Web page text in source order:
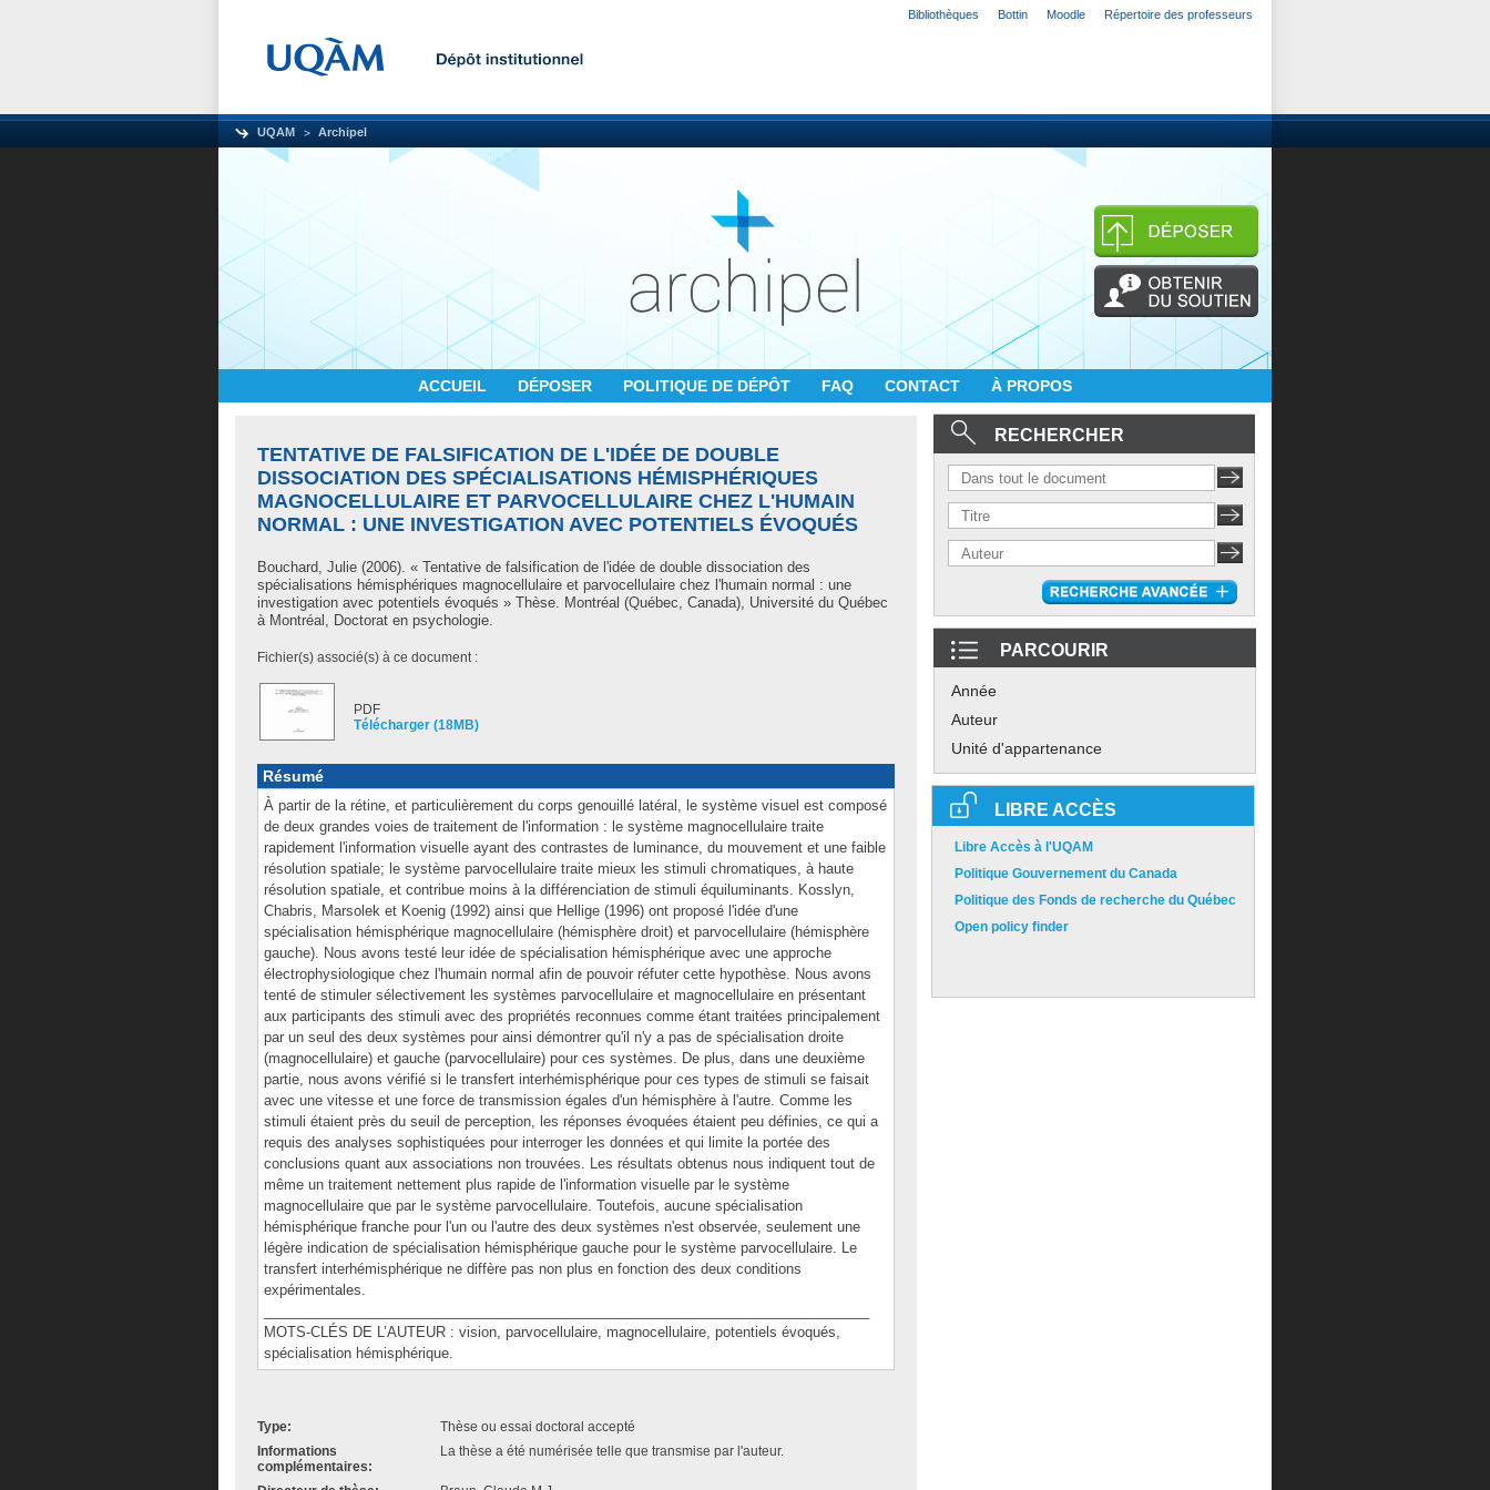
Bibliothèques Bottin Moodle Répertoire des professeurs
UQAM Archipel
ACCUEIL DÉPOSER POLITIQUE DE DÉPÔT FAQ CONTACT À PROPOS
TENTATIVE DE FALSIFICATION DE L'IDÉE DE DOUBLE
DISSOCIATION DES SPÉCIALISATIONS HÉMISPHÉRIQUES
MAGNOCELLULAIRE ET PARVOCELLULAIRE CHEZ L'HUMAIN
NORMAL : UNE INVESTIGATION AVEC POTENTIELS ÉVOQUÉS
Bouchard, Julie (2006). « Tentative de falsification de l'idée de double dissociation des
spécialisations hémisphériques magnocellulaire et parvocellulaire chez l'humain normal : une
investigation avec potentiels évoqués » Thèse. Montréal (Québec, Canada), Université du Québec
à Montréal, Doctorat en psychologie.
Fichier(s) associé(s) à ce document :
PDF
Télécharger (18MB)
Résumé
À partir de la rétine, et particulièrement du corps genouillé latéral, le système visuel est composé
de deux grandes voies de traitement de l'information : le système magnocellulaire traite
rapidement l'information visuelle ayant des contrastes de luminance, du mouvement et une faible
résolution spatiale; le système parvocellulaire traite mieux les stimuli chromatiques, à haute
résolution spatiale, et contribue moins à la différenciation de stimuli équiluminants. Kosslyn,
Chabris, Marsolek et Koenig (1992) ainsi que Hellige (1996) ont proposé l'idée d'une
spécialisation hémisphérique magnocellulaire (hémisphère droit) et parvocellulaire (hémisphère
gauche). Nous avons testé leur idée de spécialisation hémisphérique avec une approche
électrophysiologique chez l'humain normal afin de pouvoir réfuter cette hypothèse. Nous avons
tenté de stimuler sélectivement les systèmes parvocellulaire et magnocellulaire en présentant
aux participants des stimuli avec des propriétés reconnues comme étant traitées principalement
par un seul des deux systèmes pour ainsi démontrer qu'il n'y a pas de spécialisation droite
(magnocellulaire) et gauche (parvocellulaire) pour ces systèmes. De plus, dans une deuxième
partie, nous avons vérifié si le transfert interhémisphérique pour ces types de stimuli se faisait
avec une vitesse et une force de transmission égales d'un hémisphère à l'autre. Comme les
stimuli étaient près du seuil de perception, les réponses évoquées étaient peu définies, ce qui a
requis des analyses sophistiquées pour interroger les données et qui limite la portée des
conclusions quant aux associations non trouvées. Les résultats obtenus nous indiquent tout de
même un traitement nettement plus rapide de l'information visuelle par le système
magnocellulaire que par le système parvocellulaire. Toutefois, aucune spécialisation
hémisphérique franche pour l'un ou l'autre des deux systèmes n'est observée, seulement une
légère indication de spécialisation hémisphérique gauche pour le système parvocellulaire. Le
transfert interhémisphérique ne diffère pas non plus en fonction des deux conditions
expérimentales.
MOTS-CLÉS DE L’AUTEUR : vision, parvocellulaire, magnocellulaire, potentiels évoqués,
spécialisation hémisphérique.
Type:
Thèse ou essai doctoral accepté
Informations
complémentaires:
La thèse a été numérisée telle que transmise par l'auteur.
RECHERCHER
PARCOURIR
Année
Auteur
Unité d'appartenance
LIBRE ACCÈS
Libre Accès à l'UQAM
Politique Gouvernement du Canada
Politique des Fonds de recherche du Québec
Open policy finder